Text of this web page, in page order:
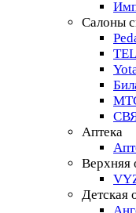
Салоны
Аптека
Верхняя
Детская